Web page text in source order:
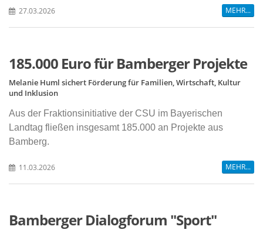
27.03.2026 MEHR...
185.000 Euro für Bamberger Projekte
Melanie Huml sichert Förderung für Familien, Wirtschaft, Kultur
und Inklusion
Aus der Fraktionsinitiative der CSU im Bayerischen
Landtag fließen insgesamt 185.000 an Projekte aus
Bamberg.
11.03.2026 MEHR...
Bamberger Dialogforum "Sport"